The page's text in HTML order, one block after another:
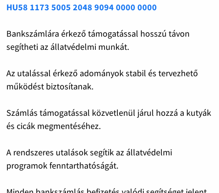
HU58 1173 5005 2048 9094 0000 0000
Bankszámlára érkező támogatással hosszú távon
segítheti az állatvédelmi munkát.
Az utalással érkező adományok stabil és tervezhető
működést biztosítanak.
Számlás támogatással közvetlenül járul hozzá a kutyák
és cicák megmentéséhez.
A rendszeres utalások segítik az állatvédelmi
programok fenntarthatóságát.